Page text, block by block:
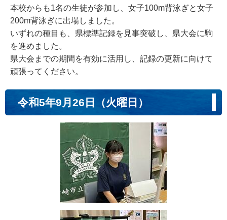
本校からも1名の生徒が参加し、女子100m背泳ぎと女子
200m背泳ぎに出場しました。
いずれの種目も、県標準記録を見事突破し、県大会に駒
を進めました。
県大会までの期間を有効に活用し、記録の更新に向けて
頑張ってください。
令和5年9月26日（火曜日）